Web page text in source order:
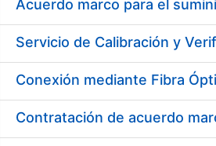
Acuerdo marco para el